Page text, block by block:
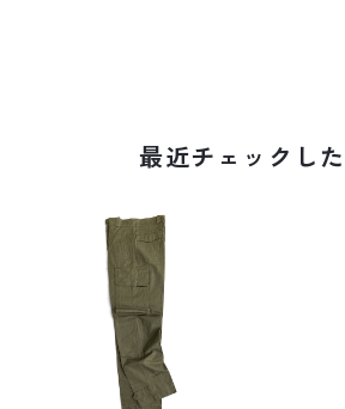
最近チェックし